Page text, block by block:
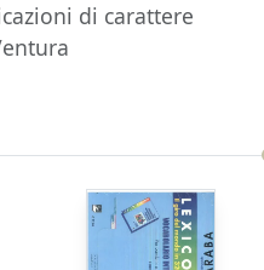
di carattere